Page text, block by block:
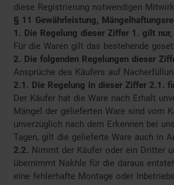
diese Registrierung notwendigen
§ 11 Gewährleistung,
1. Die Regelung dieser Ziffer 1. gilt
Für die Waren gilt das bestehende
2. Die folgenden Regelungen dieser
Ansprüche des Käufers auf
2.1. Die Regelung in dieser Ziffer 2.1.
Der Käufer hat die Ware nach Erhalt
Mängel der gelieferten Ware sind vom
unverzüglich nach dem Erkennen bei
Tagen, gilt die gelieferte Ware auch in
2.2. Nimmt der Käufer oder ein Dritter
übernimmt Nakhle für die daraus
eine fehlerhafte Montage oder